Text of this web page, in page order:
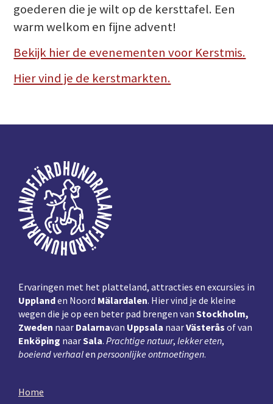
goederen die je wilt op de kersttafel. Een
warm welkom en fijne advent!
Bekijk hier de evenementen voor Kerstmis.
Hier vind je de kerstmarkten.
Voettekst
Ervaringen met het platteland, attracties en excursies in
Upplanden Noord Mälardalen. Hier vind je de kleine
wegen die je op een beter pad brengen van Stockholm,
Zweden naar Dalarnavan Uppsala naarVästerås of van
Enköping naarSala. Prachtige natuur, lekker eten,
boeiend verhaalen persoonlijke ontmoetingen.
Home